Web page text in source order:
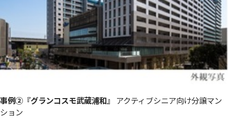
事例②『グランコスモ武蔵浦和』
アクティブシニア向け分譲マン
ション